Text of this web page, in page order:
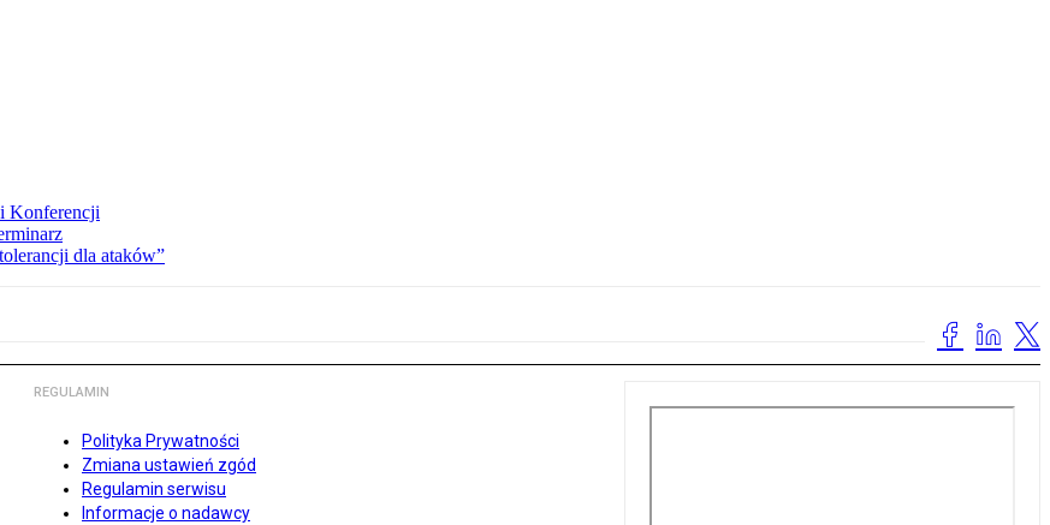
Konferencji
dla ataków”
REGULAMIN
Polityka Prywatności
Zmiana ustawień zgód
Regulamin serwisu
Informacje o nadawcy